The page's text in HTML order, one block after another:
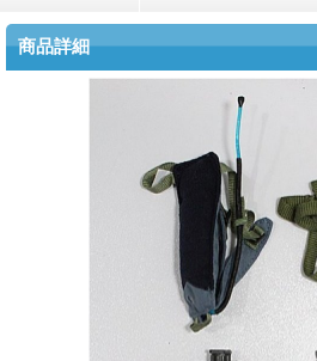
商品詳細